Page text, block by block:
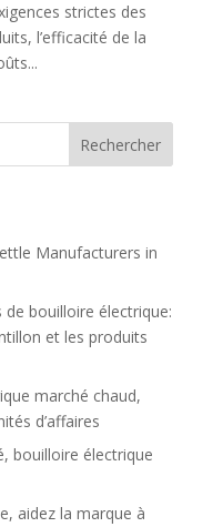
strictes des
l’efficacité de la
Rechercher
Manufacturers in
bouilloire électrique:
et les produits
marché chaud,
d’affaires
bouilloire électrique
aidez la marque à